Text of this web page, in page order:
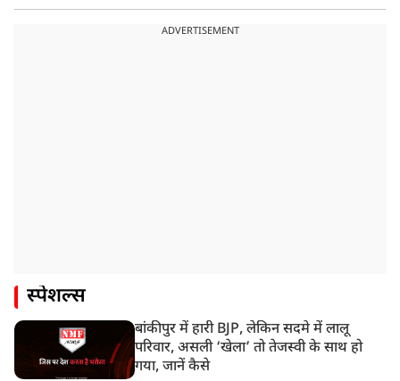
ADVERTISEMENT
स्पेशल्स
बांकीपुर में हारी BJP, लेकिन सदमे में लालू
परिवार, असली ‘खेला’ तो तेजस्वी के साथ हो
गया, जानें कैसे